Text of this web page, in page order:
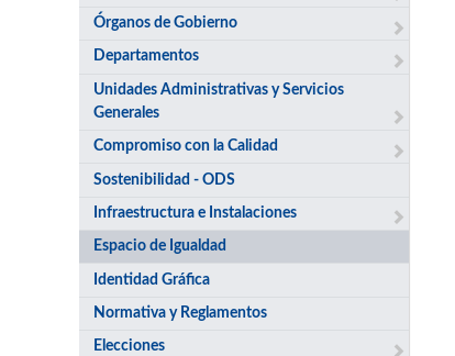
Órganos de Gobierno
Departamentos
Unidades Administrativas y Servicios
Generales
Compromiso con la Calidad
Sostenibilidad - ODS
Infraestructura e Instalaciones
Espacio de Igualdad
Identidad Gráfica
Normativa y Reglamentos
Elecciones